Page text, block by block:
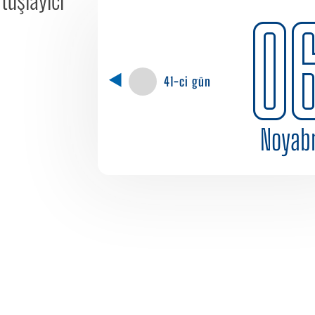
41-ci gün